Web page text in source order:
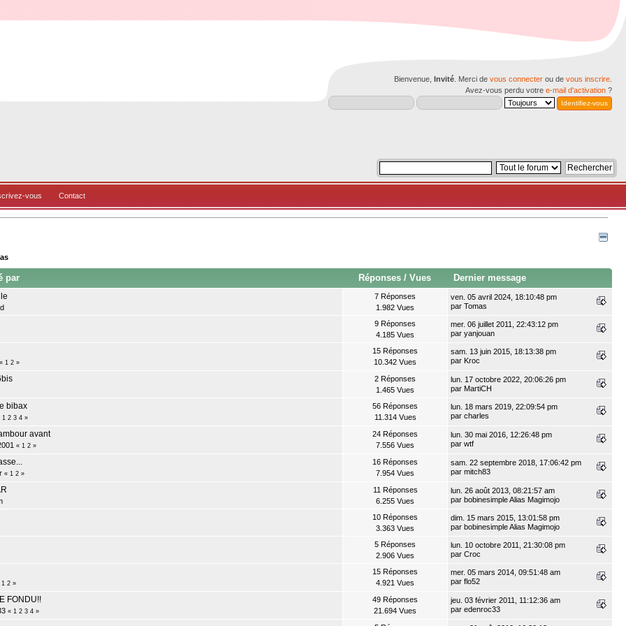
Bienvenue, Invité . Merci de vous connecter ou de vous inscrire
Avez-vous perdu votre e-mail d'activation ?
vous Contact
par Réponses / Vues Dernier message
7 Réponses
1.982 Vues
ven. 05 avril 2024, 18:10:48 pm
par Tomas
9 Réponses
4.185 Vues
mer. 06 juillet 2011, 22:43:12 pm
par yanjouan
« 1 2 »
15 Réponses
10.342 Vues
sam. 13 juin 2015, 18:13:38 pm
par Kroc
2 Réponses
1.465 Vues
lun. 17 octobre 2022, 20:06:26 pm
par MartiCH
bibax
1 2 3 4 »
56 Réponses
11.314 Vues
lun. 18 mars 2019, 22:09:54 pm
par charles
avant
« 1 2 »
24 Réponses
7.556 Vues
lun. 30 mai 2016, 12:26:48 pm
par wtf
« 1 2 »
16 Réponses
7.954 Vues
sam. 22 septembre 2018, 17:06:42 pm
par mitch83
11 Réponses
6.255 Vues
lun. 26 août 2013, 08:21:57 am
par bobinesimple Alias Magimojo
10 Réponses
3.363 Vues
dim. 15 mars 2015, 13:01:58 pm
par bobinesimple Alias Magimojo
5 Réponses
2.906 Vues
lun. 10 octobre 2011, 21:30:08 pm
par Croc
1 2 »
15 Réponses
4.921 Vues
mer. 05 mars 2014, 09:51:48 am
par flo52
FONDU!!
« 1 2 3 4 »
49 Réponses
21.694 Vues
jeu. 03 février 2011, 11:12:36 am
par edenroc33